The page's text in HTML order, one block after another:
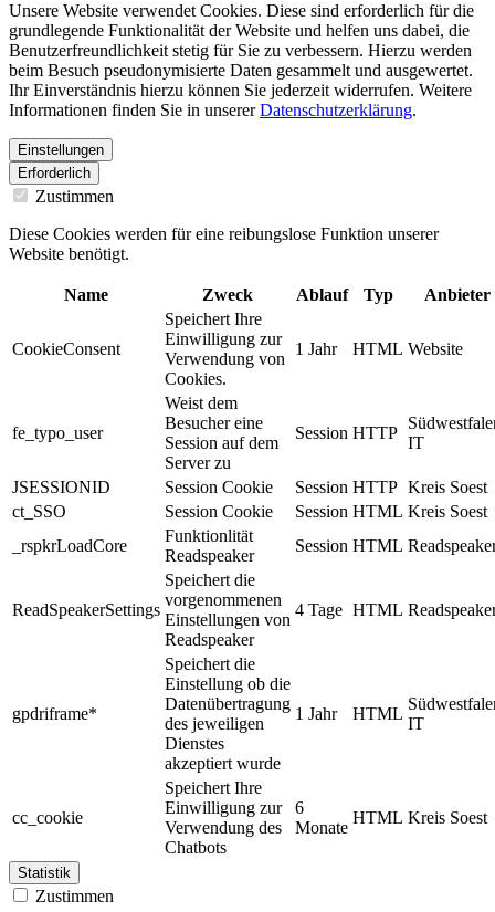
Unsere Website verwendet Cookies. Diese sind erforderlich für die
grundlegende Funktionalität der Website und helfen uns dabei, die
Benutzerfreundlichkeit stetig für Sie zu verbessern. Hierzu werden
beim Besuch pseudonymisierte Daten gesammelt und ausgewertet.
Ihr Einverständnis hierzu können Sie jederzeit widerrufen. Weitere
Informationen finden Sie in unsererDatenschutzerklärung.
Einstellungen
Erforderlich
Zustimmen
Diese Cookies werden für eine reibungslose Funktion unserer
Website benötigt.
Name Zweck Ablauf Typ Anbieter
CookieConsent
Speichert Ihre
Einwilligung zur
Verwendung von
Cookies.
1 Jahr HTML Website
fe_typo_user
Weist dem
Besucher eine
Session auf dem
Server zu
Session HTTP
IT
JSESSIONID Session Cookie Session HTTP Kreis Soest
ct_SSO
Session Cookie Session HTML Kreis Soest
_rspkrLoadCore
Funktionlität
Readspeaker
Session HTML
ReadSpeakerSettings
Speichert die
vorgenommenen
Einstellungen von
Readspeaker
4 Tage HTML
gpdriframe*
Speichert die
Einstellung ob die
Datenübertragung
des jeweiligen
Dienstes
akzeptiert wurde
1 Jahr HTML
IT
cc_cookie
Speichert Ihre
Einwilligung zur
Verwendung des
Chatbots
6
Monate
HTML Kreis Soest
Statistik
Zustimmen